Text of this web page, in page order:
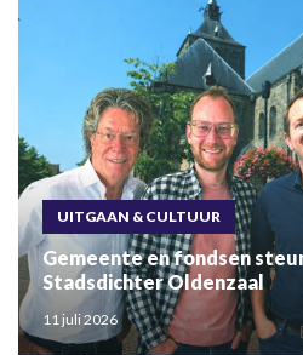
UITGAAN & CULTUUR
Gemeente en fondsen
Stadsdichter Oldenzaal
11 juli 2026